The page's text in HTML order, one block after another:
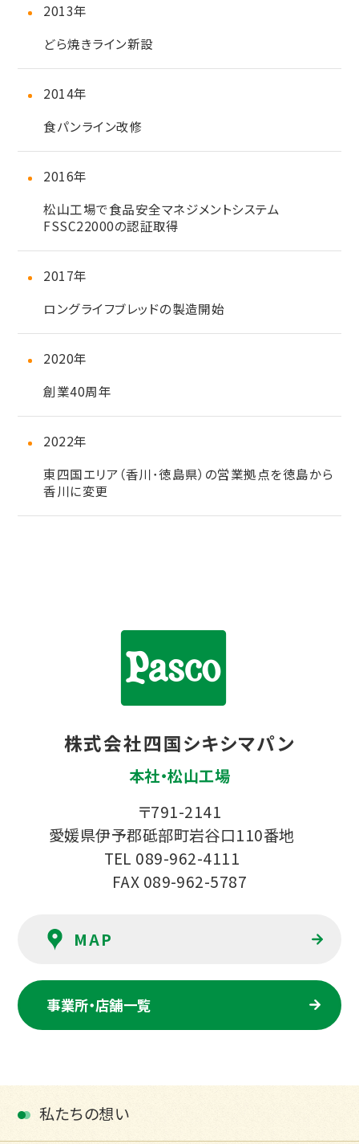
2013年
どら焼きライン新設
2014年
食パンライン改修
2016年
松山工場で食品安全マネジメントシステム
FSSC22000の認証取得
2017年
ロングライフブレッドの製造開始
2020年
創業40周年
2022年
東四国エリア（香川･徳島県）の営業拠点を徳島から
香川に変更
株式会社四国シキシマパン
本社・松山工場
〒791-2141
愛媛県伊予郡砥部町岩谷口110番地
TEL 089-962-4111
FAX 089-962-5787
事業所・店舗一覧
私たちの想い